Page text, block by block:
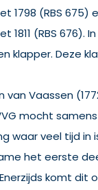
1798 (RBS 675)
1811 (RBS 676).
klapper. Deze
Vaassen
mocht
waar veel tijd in
het eerste
komt